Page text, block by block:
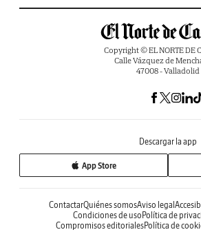
Copyright © EL NORTE DE
Calle Vázquez de
47008 - Valladolid
Descargar la app
App Store
ContactarQuiénes somosAviso legal
Condiciones de uso Política de
Compromisos editorialesPolítica de